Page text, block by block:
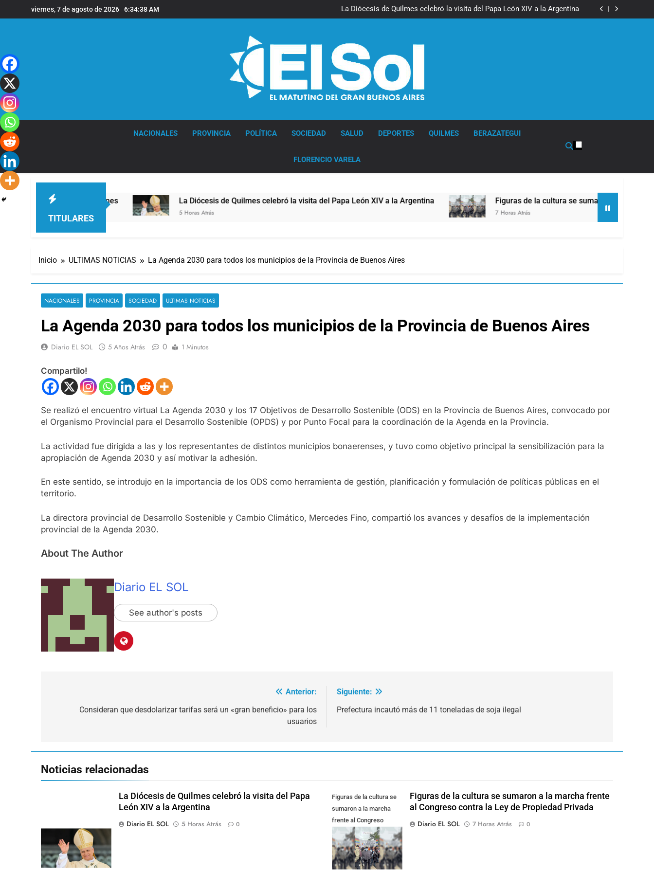
al
viernes, 7 de agosto de 2026 6:34:39 AM
La Diócesis de Quilmes celebró la visita del Papa León XIV a la Argentina
Figuras de la cultura se sumaron a la marcha frente al Congreso contra la
La Diócesis de Quilmes celebró la visita del Papa León XIV a la Argentina
Figuras de la cultura se sumaron a la marcha frente al Congreso contra la
Nueva jornada negativa para los activos argentinos: cayeron las acciones
en Wall Street y el riesgo país quedó al borde de los 450 puntos
NACIONALES PROVINCIA POLÍTICA SOCIEDAD SALUD DEPORTES QUILMES BERAZATEGUI
FLORENCIO VARELA
TITULARES
en la sede de Quilmes La Diócesis de Quilmes celebró la visita del Papa León XIV a la Argentina
5 Horas Atrás
Figuras de la cultura se sumaron a la marcha
7 Horas Atrás
Inicio ULTIMAS NOTICIAS La Agenda 2030 para todos los municipios de la Provincia de Buenos Aires
NACIONALES PROVINCIA SOCIEDAD ULTIMAS NOTICIAS
La Agenda 2030 para todos los municipios de la Provincia de Buenos Aires
Diario EL SOL 5 Años Atrás 0 1 Minutos
Compartilo!
Se realizó el encuentro virtual La Agenda 2030 y los 17 Objetivos de Desarrollo Sostenible (ODS) en la Provincia de Buenos Aires, convocado por
el Organismo Provincial para el Desarrollo Sostenible (OPDS) y por Punto Focal para la coordinación de la Agenda en la Provincia.
La actividad fue dirigida a las y los representantes de distintos municipios bonaerenses, y tuvo como objetivo principal la sensibilización para la
apropiación de Agenda 2030 y así motivar la adhesión.
En este sentido, se introdujo en la importancia de los ODS como herramienta de gestión, planificación y formulación de políticas públicas en el
territorio.
La directora provincial de Desarrollo Sostenible y Cambio Climático, Mercedes Fino, compartió los avances y desafíos de la implementación
provincial de la Agenda 2030.
About The Author
Diario EL SOL
See author's posts
Anterior:
Consideran que desdolarizar tarifas será un «gran beneficio» para los
usuarios
Siguiente:
Prefectura incautó más de 11 toneladas de soja ilegal
Noticias relacionadas
La Diócesis de Quilmes celebró la visita del Papa
León XIV a la Argentina
Diario EL SOL
5 Horas Atrás 0
Figuras de la cultura se
sumaron a la marcha
frente al Congreso
contra la Ley de
Propiedad Privada
Figuras de la cultura se sumaron a la marcha frente
al Congreso contra la Ley de Propiedad Privada
Diario EL SOL
7 Horas Atrás 0